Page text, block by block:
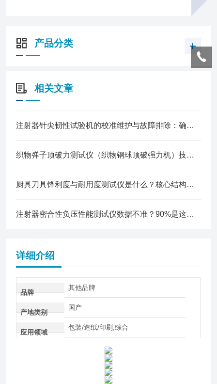
产品分类
相关文章
注射器针尖韧性试验机的校准维护与故障排除：确保测试准确性的关键措施
织物弹子顶破力测试仪（织物钢球顶破强力机）技术参数
厨具刀具锋利度与耐用度测试仪是什么？核心结构、检测原理与功能配置全解析
注射器密合性负压性能测试仪数据不准？90%是这几个原因导致的
详细介绍
品牌
其他品牌
产地类别
国产
应用领域
包装/造纸/印刷,综合